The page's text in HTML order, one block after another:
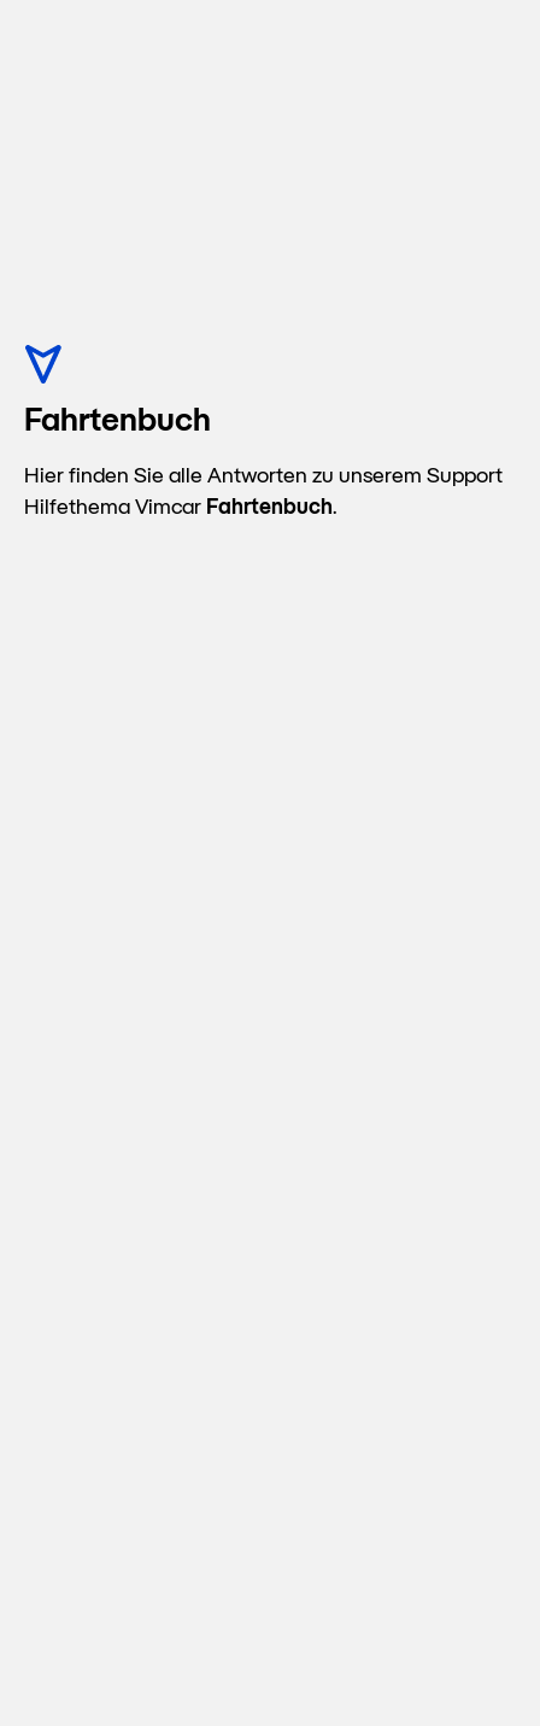
Fahrtenbuch
Hier finden Sie alle Antworten zu unserem Support
Hilfethema Vimcar Fahrtenbuch.